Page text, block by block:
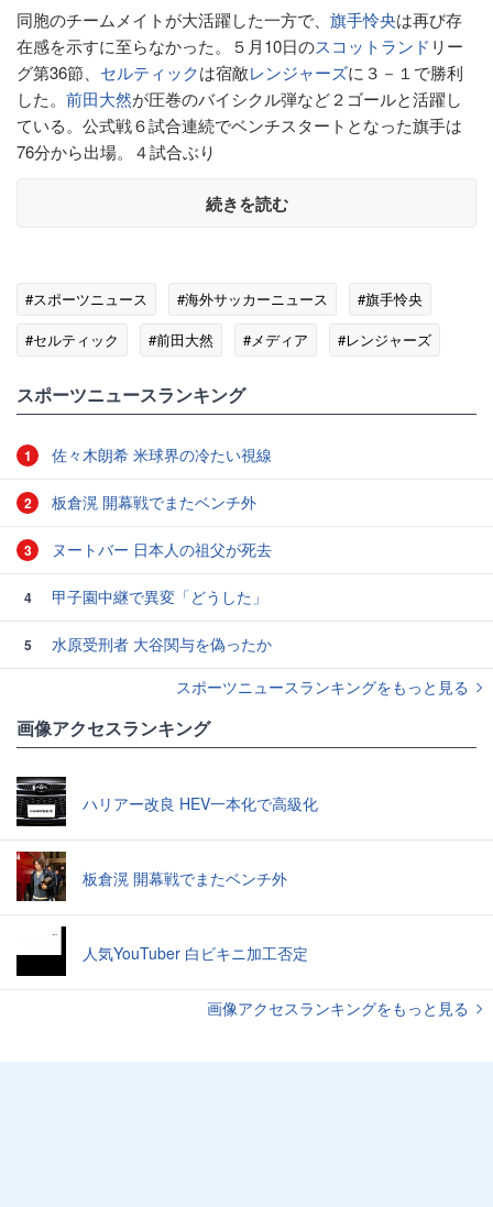
同胞のチームメイトが大活躍した一方で、 旗手怜央は再び存
在感を示すに至らなかった。５月10日のスコットランド リー
グ第36節、 セルティックは宿敵レンジャーズに３－１で勝利
した。 前田大然が圧巻のバイシクル弾など２ゴールと活躍し
ている。公式戦６試合連続でベンチスタートとなった旗手は
76分から出場。４試合ぶり
続きを読む
#スポーツニュース #海外サッカーニュース
#旗手怜央
#セルティック
#前田大然 #メディア
#レンジャーズ
スポーツニュースランキング
1 佐々木朗希 米球界の冷たい視線
2 板倉滉 開幕戦でまたベンチ外
3 ヌートバー 日本人の祖父が死去
4 甲子園中継で異変「どうした」
5
水原受刑者 大谷関与を偽ったか
スポーツニュースランキングをもっと見る
画像アクセスランキング
ハリアー改良 HEV一本化で高級化
板倉滉 開幕戦でまたベンチ外
人気YouTuber 白ビキニ加工否定
画像アクセスランキングをもっと見る